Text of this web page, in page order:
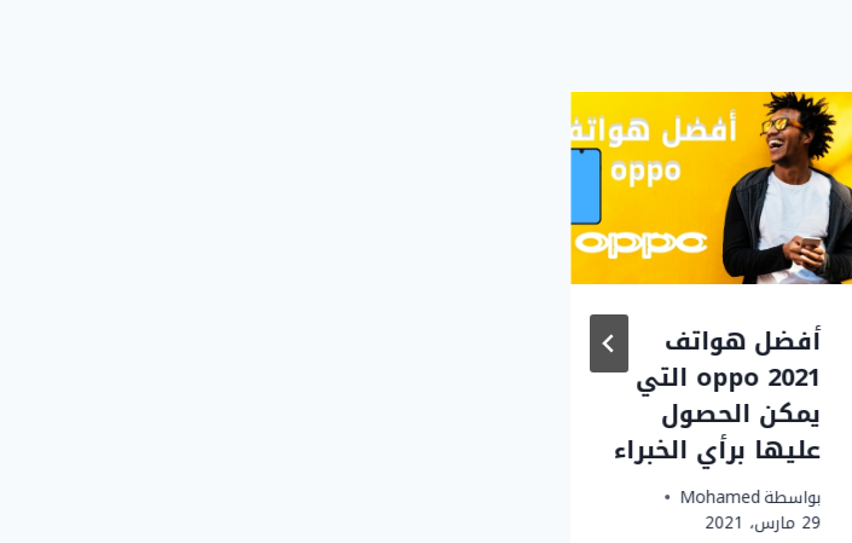
أفضل هواتف
oppo 2021 التي
يمكن الحصول
عليها برأي الخبراء
بواسطةMohamed
29 مارس، 2021